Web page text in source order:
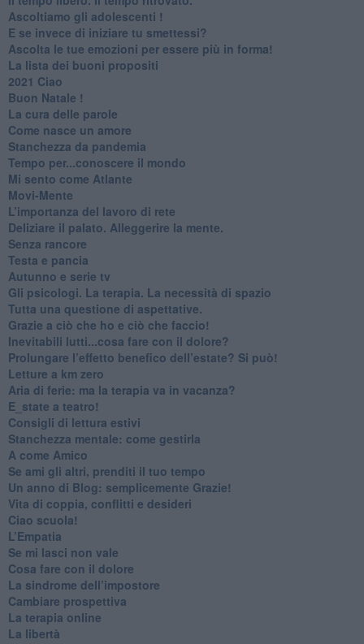
Ascoltiamo gli adolescenti !
​E se invece di iniziare tu smettessi?
​Ascolta le tue emozioni per essere più in forma!
​La lista dei buoni propositi
2021 Ciao
Buon Natale !
​La cura delle parole
​Come nasce un amore
Stanchezza da pandemia
​Tempo per...conoscere il mondo
​Mi sento come Atlante
​Movi-Mente
​L’importanza del lavoro di rete
​Deliziare il palato. Alleggerire la mente.
​Senza rancore
​Testa e pancia
​Autunno e serie tv
​Gli psicologi. La terapia. La necessità di spazio
​Tutta una questione di aspettative.
​Grazie a ciò che ho e ciò che faccio!
​Inevitabili lutti...cosa fare con il dolore?
Prolungare l’effetto benefico dell’estate? Si può!
​Letture a km zero
​Aria di ferie: ma la terapia va in vacanza?
​E_state a teatro!
​Consigli di lettura estivi
​Stanchezza mentale: come gestirla
​A come Amico
​Se ami gli altri, prenditi il tuo tempo
​Un anno di Blog: semplicemente Grazie!
​Vita di coppia, conflitti e desideri
​Ciao scuola!
​L’Empatia
​Se mi lasci non vale
Cosa fare con il dolore
​La sindrome dell’impostore
​Cambiare prospettiva
La terapia online
La libertà